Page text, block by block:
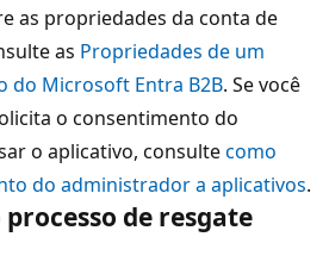
as propriedades da conta de
as Propriedades de um
do Microsoft Entra B2B. Se você
o consentimento do
o aplicativo, consultecomo
do administrador a aplicativos.
de resgate